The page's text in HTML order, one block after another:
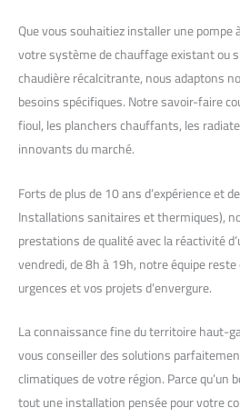
Que vous souhaitiez installer une
votre système de chauffage existant ou
chaudière récalcitrante, nous adaptons
besoins spécifiques. Notre savoir-faire
fioul, les planchers chauffants, les
innovants du marché.
Forts de plus de 10 ans d’expérience et
Installations sanitaires et thermiques),
prestations de qualité avec la réactivité
vendredi, de 8h à 19h, notre équipe
urgences et vos projets d’envergure.
La connaissance fine du territoire haut-
vous conseiller des solutions
climatiques de votre région. Parce qu’un
tout une installation pensée pour votre